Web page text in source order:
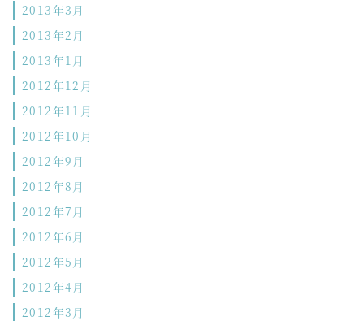
2013年3月
2013年2月
2013年1月
2012年12月
2012年11月
2012年10月
2012年9月
2012年8月
2012年7月
2012年6月
2012年5月
2012年4月
2012年3月